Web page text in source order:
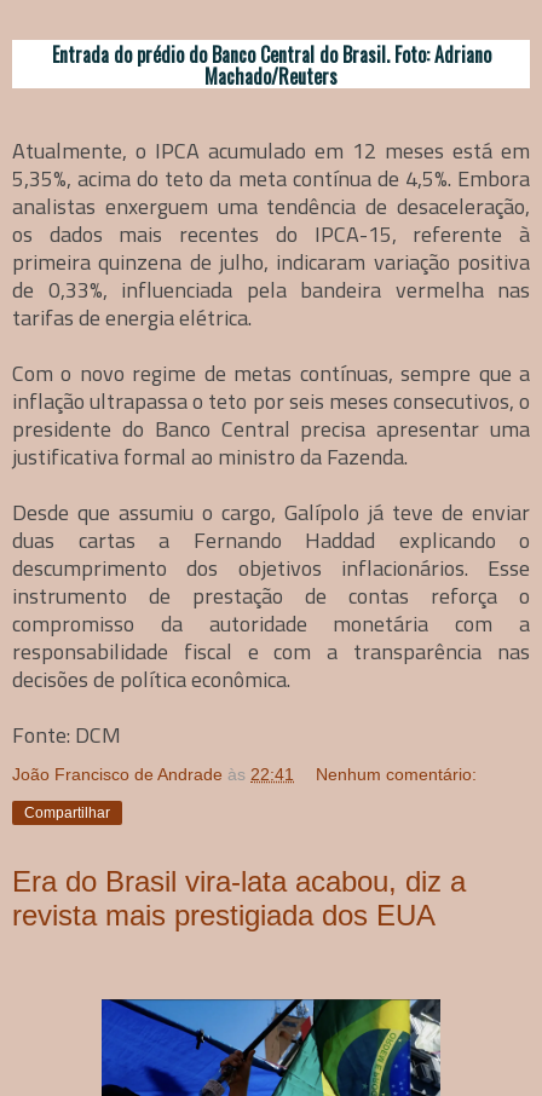
Entrada do prédio do Banco Central do Brasil. Foto: Adriano
Machado/Reuters
Atualmente, o IPCA acumulado em 12 meses está em
5,35%, acima do teto da meta contínua de 4,5%. Embora
analistas enxerguem uma tendência de desaceleração,
os dados mais recentes do IPCA-15, referente à
primeira quinzena de julho, indicaram variação positiva
de 0,33%, influenciada pela bandeira vermelha nas
tarifas de energia elétrica.
Com o novo regime de metas contínuas, sempre que a
inflação ultrapassa o teto por seis meses consecutivos, o
presidente do Banco Central precisa apresentar uma
justificativa formal ao ministro da Fazenda.
Desde que assumiu o cargo, Galípolo já teve de enviar
duas cartas a Fernando Haddad explicando o
descumprimento dos objetivos inflacionários. Esse
instrumento de prestação de contas reforça o
compromisso da autoridade monetária com a
responsabilidade fiscal e com a transparência nas
decisões de política econômica.
Fonte: DCM
João Francisco de Andrade às 22:41 Nenhum comentário:
Compartilhar
Era do Brasil vira-lata acabou, diz a
revista mais prestigiada dos EUA